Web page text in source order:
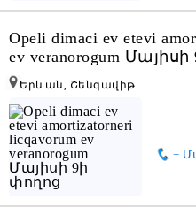
Opeli dimaci ev etevi
ev veranorogum
+
Երևան, Շենգավիթ